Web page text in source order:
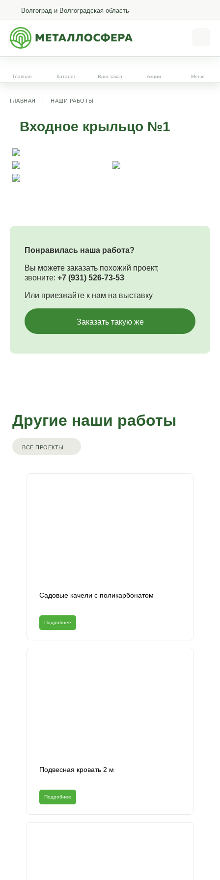
Волгоград и Волгоградская область
Главная Каталог Ваш заказ Акции Меню
ГЛАВНАЯ | НАШИ РАБОТЫ
Входное крыльцо №1
Понравилась наша работа?
Вы можете заказать похожий проект,
звоните: +7 (931) 526-73-53
Или приезжайте к нам на выставку
Заказать такую же
Другие наши работы
ВСЕ ПРОЕКТЫ
Садовые качели с поликарбонатом
Подробнее
Подвесная кровать 2 м
Подробнее